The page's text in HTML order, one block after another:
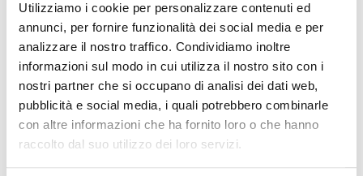
Utilizziamo i cookie per personalizzare contenuti ed
annunci, per fornire funzionalità dei social media e per
analizzare il nostro traffico. Condividiamo inoltre
informazioni sul modo in cui utilizza il nostro sito con i
nostri partner che si occupano di analisi dei dati web,
pubblicità e social media, i quali potrebbero combinarle
con altre informazioni che ha fornito loro o che hanno
raccolto dal suo utilizzo dei loro servizi.
Via Cantalupa,16
Telefono +39 0376 47512
Fax +39 0376 478726